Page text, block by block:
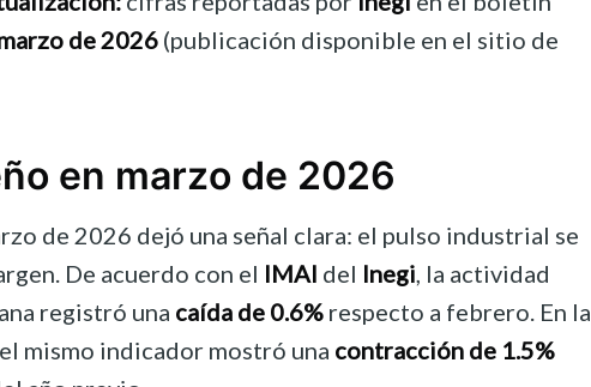
de 2026 (publicación disponible en el sitio de
en marzo de 2026
de 2026 dejó una señal clara: el pulso industrial se
De acuerdo con el IMAI del Inegi, la actividad
registró una caída de 0.6% respecto a febrero. En la
mismo indicador mostró una contracción de 1.5%